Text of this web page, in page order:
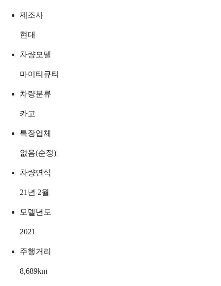
제조사
현대
차량모델
마이티큐티
차량분류
카고
특장업체
없음(순정)
차량연식
21년 2월
모델년도
2021
주행거리
8,689km